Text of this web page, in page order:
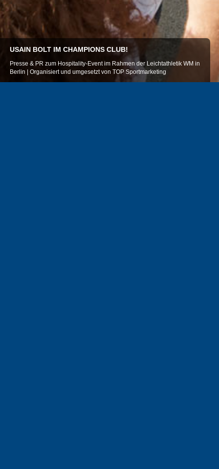
USAIN BOLT IM CHAMPIONS CLUB!
Presse & PR zum Hospitality-Event im Rahmen der Leichtathletik WM in
Berlin | Organisiert und umgesetzt von TOP Sportmarketing